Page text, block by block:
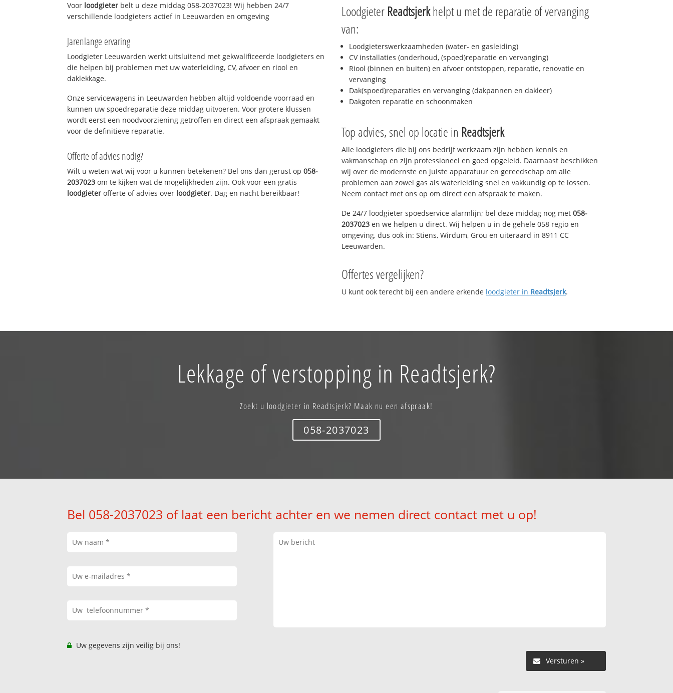
Voor loodgieter belt u deze middag 058-2037023! Wij hebben 24/7
verschillende loodgieters actief in Leeuwarden en omgeving
Jarenlange ervaring
Loodgieter Leeuwarden werkt uitsluitend met gekwalificeerde loodgieters en
die helpen bij problemen met uw waterleiding, CV, afvoer en riool en
daklekkage.
Onze servicewagens in Leeuwarden hebben altijd voldoende voorraad en
kunnen uw spoedreparatie deze middag uitvoeren. Voor grotere klussen
wordt eerst een noodvoorziening getroffen en direct een afspraak gemaakt
voor de definitieve reparatie.
Offerte of advies nodig?
Wilt u weten wat wij voor u kunnen betekenen? Bel ons dan gerust op058-
2037023 om te kijken wat de mogelijkheden zijn. Ook voor een gratis
loodgieter offerte of advies over loodgieter. Dag en nacht bereikbaar!
Loodgieter Readtsjerkhelpt u met de reparatie of vervanging
van:
Loodgieterswerkzaamheden (water- en gasleiding)
CV installaties (onderhoud, (spoed)reparatie en vervanging)
Riool (binnen en buiten) en afvoer ontstoppen, reparatie, renovatie en
vervanging
Dak(spoed)reparaties en vervanging (dakpannen en dakleer)
Dakgoten reparatie en schoonmaken
Top advies, snel op locatie in Readtsjerk
Alle loodgieters die bij ons bedrijf werkzaam zijn hebben kennis en
vakmanschap en zijn professioneel en goed opgeleid. Daarnaast beschikken
wij over de modernste en juiste apparatuur en gereedschap om alle
problemen aan zowel gas als waterleiding snel en vakkundig op te lossen.
Neem contact met ons op om direct een afspraak te maken.
De 24/7 loodgieter spoedservice alarmlijn; bel deze middag nog met 058-
2037023 en we helpen u direct. Wij helpen u in de gehele 058 regio en
omgeving, dus ook in: Stiens, Wirdum, Grou en uiteraard in 8911 CC
Leeuwarden.
Offertes vergelijken?
U kunt ook terecht bij een andere erkende loodgieter in Readtsjerk.
Lekkage of verstopping in Readtsjerk?
Zoekt u loodgieter in Readtsjerk? Maak nu een afspraak!
058-2037023
Bel 058-2037023 of laat een bericht achter en we nemen direct contact met u op!
Uw gegevens zijn veilig bij ons!
Versturen »